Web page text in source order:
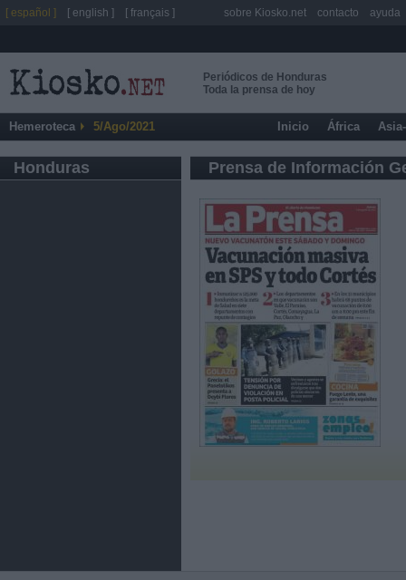
Periódicos de Honduras
Toda la prensa de hoy
Hemeroteca 5/Ago/2021 Inicio África
Honduras Prensa de Información
[ español ] [ english ] [ français ] sobre Kiosko.net contacto ayuda